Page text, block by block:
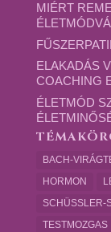
MIÉRT
ELAKADÁS
COACHING
ÉLETMÓD
BACH-
HORMON
SCHÜSSLER-
TESTMOZGAS